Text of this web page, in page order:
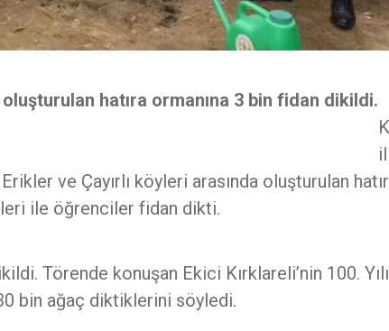
oluşturulan hatıra ormanına 3 bin fidan dikildi.
il
ve Çayırlı köyleri arasında oluşturulan
ile öğrenciler fidan dikti.
Törende konuşan Ekici Kırklareli’nin 100.
bin ağaç diktiklerini söyledi.